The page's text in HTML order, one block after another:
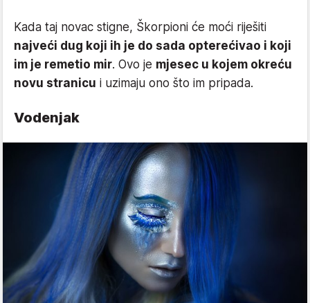
Kada taj novac stigne, Škorpioni će moći riješiti
najveći dug koji ih je do sada opterećivao i koji
im je remetio mir. Ovo je mjesec u kojem okreću
novu stranicu i uzimaju ono što im pripada.
Vodenjak